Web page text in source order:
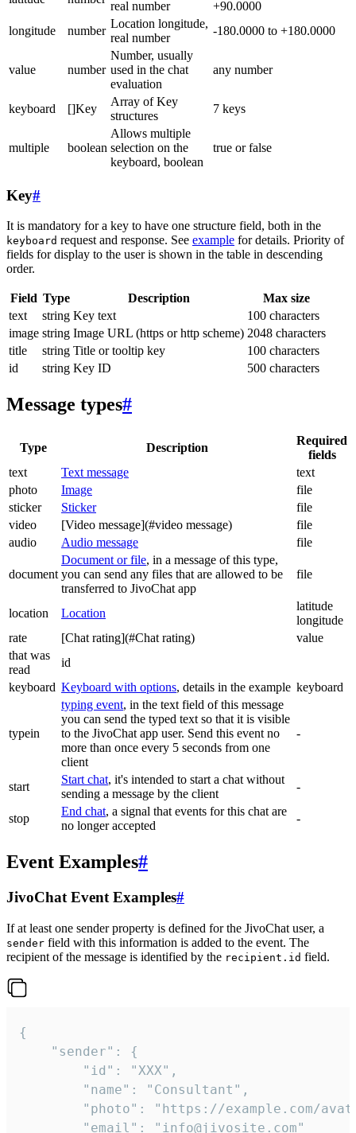
real number
+90.0000
longitude
number
Location longitude,
real number
-180.0000 to +180.0000
value number
Number, usually
used in the chat
evaluation
any number
keyboard []Key
Array of Key
structures
7 keys
multiple boolean
Allows multiple
selection on the
keyboard, boolean
true or false
Key#
It is mandatory for a key to have one structure field, both in the
keyboard request and response. See example for details. Priority of
fields for display to the user is shown in the table in descending
order.
Field Type Description
Max size
text
string Key text
100 characters
image string Image URL (https or http scheme) 2048 characters
title
string Title or tooltip key
100 characters
id
string Key ID 500 characters
Message types#
Type Description
Required
fields
text
Text message
text
photo
Image
file
sticker
Sticker
file
video
[Video message](#video message)
file
audio
Audio message file
document
Document or file, in a message of this type,
you can send any files that are allowed to be
transferred to JivoChat app
file
location Location
latitude
longitude
rate
[Chat rating](#Chat rating)
value
that was
read
id
keyboard Keyboard with options, details in the example keyboard
typein
typing event, in the text field of this message
you can send the typed text so that it is visible
to the JivoChat app user. Send this event no
more than once every 5 seconds from one
client
-
start
Start chat, it's intended to start a chat without
sending a message by the client
-
stop
End chat, a signal that events for this chat are
no longer accepted
-
Event Examples#
JivoChat Event Examples#
If at least one sender property is defined for the JivoChat user, a
sender field with this information is added to the event. The
recipient of the message is identified by the recipient.id field.
{